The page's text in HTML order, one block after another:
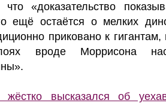
«доказательство
ещё остаётся о мелких
приковано к
вроде Моррисона
жёстко высказался об